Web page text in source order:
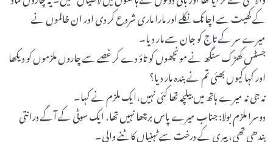
کے کھیت سے اچانک نکلے اور مارا ماری شروع کر دی اور ان ظالموں نے
میرے سر کے تاج کو جان سے مار دیا۔
جسٹس کھڑک سنگھ نے مونچھوں کو تاؤ دے کر غصے سے چاروں ملزموں کو دیکھا
اور کہا کیوں بھئی تم نے بندہ مار دیا؟
نہ جی نہ میرے ہاتھ میں بیلچہ تھا کئی نہیں،ایک ملزم نے کہا۔
دوسرا ملزم بولا: جناب میرے پاس برچھا نہیں تھا، ایک سوٹی کے آگے درانتی
بندھی تھی، بیری کے درخت سے ٹہنیاں کاٹنے والی۔